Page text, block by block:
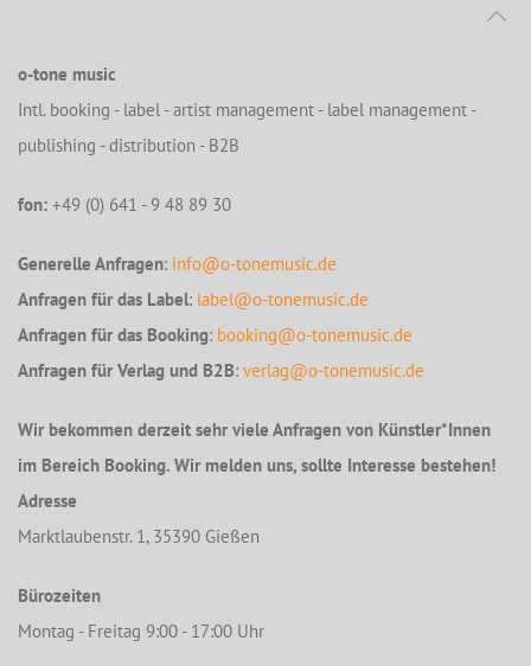
o-tone music
Intl. booking - label - artist management - label management -
publishing - distribution - B2B
fon: +49 (0) 641 - 9 48 89 30
Generelle Anfragen: info@o-tonemusic.de
Anfragen für das Label: label@o-tonemusic.de
Anfragen für das Booking: booking@o-tonemusic.de
Anfragen für Verlag und B2B: verlag@o-tonemusic.de
Wir bekommen derzeit sehr viele Anfragen von Künstler*Innen
im Bereich Booking. Wir melden uns, sollte Interesse bestehen!
Adresse
Marktlaubenstr. 1, 35390 Gießen
Bürozeiten
Montag - Freitag 9:00 - 17:00 Uhr